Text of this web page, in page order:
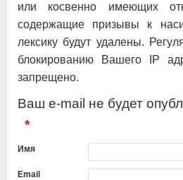
или косвенно имеющих
содержащие призывы к
лексику будут удалены.
блокированию Вашего IP
запрещено.
Ваш e-mail не будет
*
Имя
Email